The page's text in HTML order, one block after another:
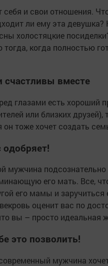
и свои отношения.
ли ему эта девушка?
холостяцкие
когда полностью
вместе
глазами есть хороший
или близких друзей),
он тоже хочет создать
мужчина
его мать. Все,
его мамы и заручиться
оценит вас по
вы – просто идеальная
это позволить!
мужчина